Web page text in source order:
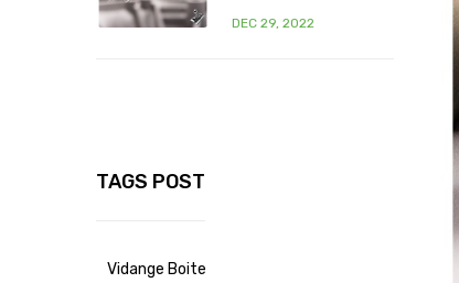
Diagnostic correct
DEC 29, 2022
TAGS POST
Vidange Boite